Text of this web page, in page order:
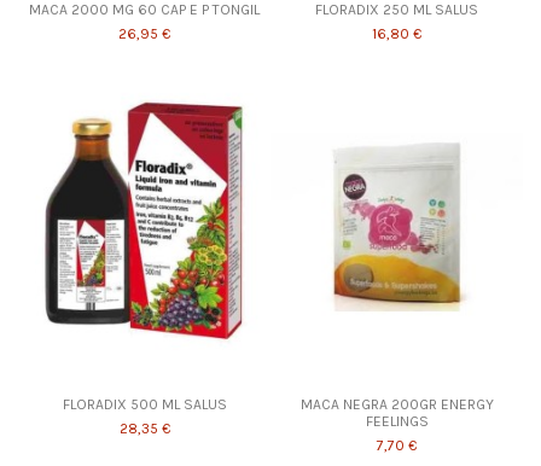
MACA 2000 MG 60 CAP E P TONGIL
26,95 €
FLORADIX 250 ML SALUS
16,80 €
FLORADIX 500 ML SALUS
28,35 €
MACA NEGRA 200GR ENERGY
FEELINGS
7,70 €